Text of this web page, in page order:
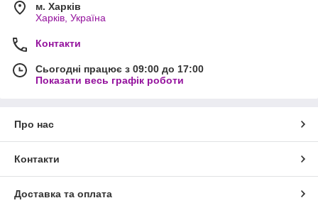
м. Харків
Харків, Україна
Контакти
Сьогодні працює з 09:00 до 17:00
Показати весь графік роботи
Про нас
Контакти
Доставка та оплата